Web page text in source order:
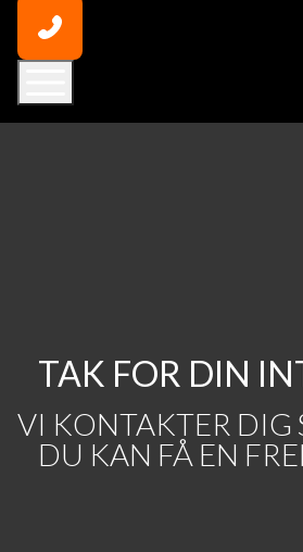
TAK FOR DIN
VI KONTAKTER DIG
DU KAN FÅ EN